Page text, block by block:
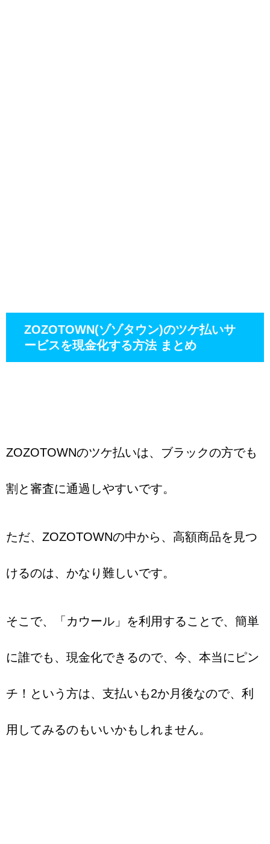
ZOZOTOWN(ゾゾタウン)のツケ払いサ
ービスを現金化する方法 まとめ
ZOZOTOWNのツケ払いは、ブラックの方でも
割と審査に通過しやすいです。
ただ、ZOZOTOWNの中から、高額商品を見つ
けるのは、かなり難しいです。
そこで、「カウール」を利用することで、簡単
に誰でも、現金化できるので、今、本当にピン
チ！という方は、支払いも2か月後なので、利
用してみるのもいいかもしれません。